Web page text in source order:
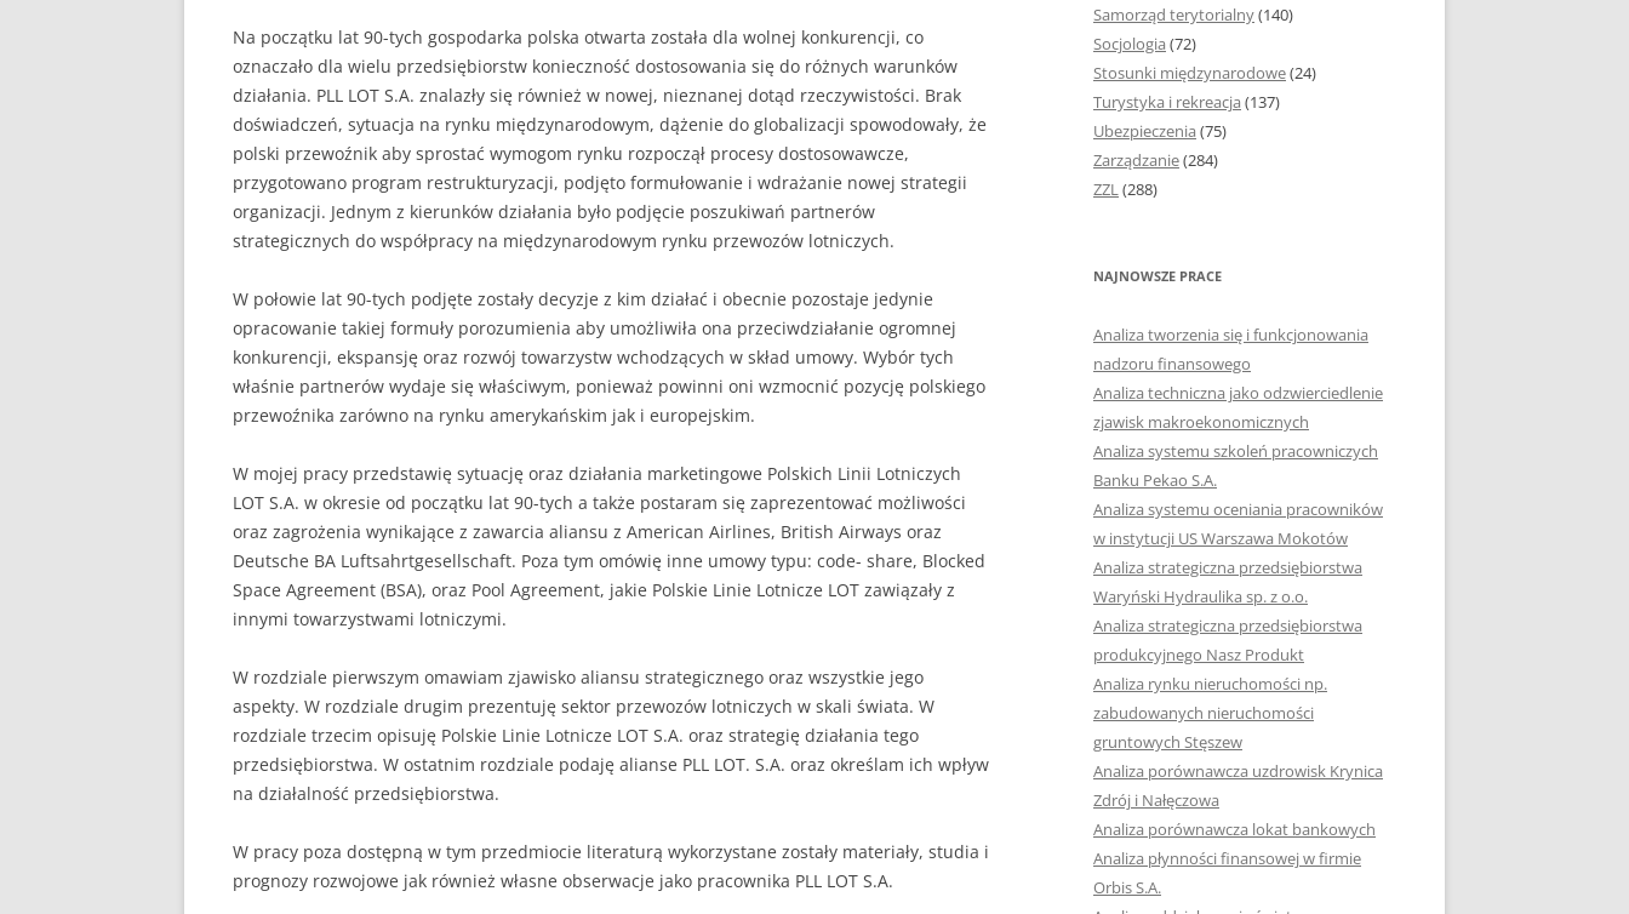
RACHUNKOWOŚĆ
REKLAMA
RESOCJALIZACJA
ROLNICTWO
TURYSTYKA I REKREACJA
UBEZPIECZENIA
ZARZĄDZANIE
ZZL
SPIS RYSUNKÓW, TABEL I
ZAŁĄCZNIKÓW
TABELE, RYSUNKI ORAZ WYKRESY
KSIĄŻKI, KTÓRE POMOGĄ CI
NAPISAĆ PRACĘ DYPLOMOWĄ
JAK PRZYGOTOWAĆ SIĘ DO
USTNEGO EGZAMINU
DYPLOMOWEGO?
HIPOTEZY W PRACACH
DYPLOMOWYCH
JAK PRZYGOTOWAĆ SIĘ DO
OBRONY PRACY DYPLOMOWEJ
Na początku lat 90-tych gospodarka polska otwarta została dla wolnej konkurencji, co
oznaczało dla wielu przedsiębiorstw konieczność dostosowania się do różnych warunków
działania. PLL LOT S.A. znalazły się również w nowej, nieznanej dotąd rzeczywistości. Brak
doświadczeń, sytuacja na rynku międzynarodowym, dążenie do globalizacji spowodowały, że
polski przewoźnik aby sprostać wymogom rynku rozpoczął procesy dostosowawcze,
przygotowano program restrukturyzacji, podjęto formułowanie i wdrażanie nowej strategii
organizacji. Jednym z kierunków działania było podjęcie poszukiwań partnerów
strategicznych do współpracy na międzynarodowym rynku przewozów lotniczych.
W połowie lat 90-tych podjęte zostały decyzje z kim działać i obecnie pozostaje jedynie
opracowanie takiej formuły porozumienia aby umożliwiła ona przeciwdziałanie ogromnej
konkurencji, ekspansję oraz rozwój towarzystw wchodzących w skład umowy. Wybór tych
właśnie partnerów wydaje się właściwym, ponieważ powinni oni wzmocnić pozycję polskiego
przewoźnika zarówno na rynku amerykańskim jak i europejskim.
W mojej pracy przedstawię sytuację oraz działania marketingowe Polskich Linii Lotniczych
LOT S.A. w okresie od początku lat 90-tych a także postaram się zaprezentować możliwości
oraz zagrożenia wynikające z zawarcia aliansu z American Airlines, British Airways oraz
Deutsche BA Luftsahrtgesellschaft. Poza tym omówię inne umowy typu: code- share, Blocked
Space Agreement (BSA), oraz Pool Agreement, jakie Polskie Linie Lotnicze LOT zawiązały z
innymi towarzystwami lotniczymi.
W rozdziale pierwszym omawiam zjawisko aliansu strategicznego oraz wszystkie jego
aspekty. W rozdziale drugim prezentuję sektor przewozów lotniczych w skali świata. W
rozdziale trzecim opisuję Polskie Linie Lotnicze LOT S.A. oraz strategię działania tego
przedsiębiorstwa. W ostatnim rozdziale podaję alianse PLL LOT. S.A. oraz określam ich wpływ
na działalność przedsiębiorstwa.
W pracy poza dostępną w tym przedmiocie literaturą wykorzystane zostały materiały, studia i
prognozy rozwojowe jak również własne obserwacje jako pracownika PLL LOT S.A.
Samorząd terytorialny(140)
Socjologia (72)
Stosunki międzynarodowe(24)
Turystyka i rekreacja (137)
Ubezpieczenia (75)
Zarządzanie(284)
ZZL(288)
NAJNOWSZE PRACE
Analiza tworzenia się i funkcjonowania
nadzoru finansowego
Analiza techniczna jako odzwierciedlenie
zjawisk makroekonomicznych
Analiza systemu szkoleń pracowniczych
Banku Pekao S.A.
Analiza systemu oceniania pracowników
w instytucji US Warszawa Mokotów
Analiza strategiczna przedsiębiorstwa
Waryński Hydraulika sp. z o.o.
Analiza strategiczna przedsiębiorstwa
produkcyjnego Nasz Produkt
Analiza rynku nieruchomości np.
zabudowanych nieruchomości
gruntowych Stęszew
Analiza porównawcza uzdrowisk Krynica
Zdrój i Nałęczowa
Analiza porównawcza lokat bankowych
Analiza płynności finansowej w firmie
Orbis S.A.